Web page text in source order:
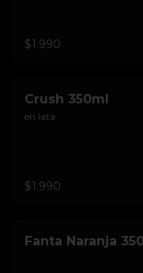
$1.990
Crush 350ml
en lata
$1.990
Fanta Naranja